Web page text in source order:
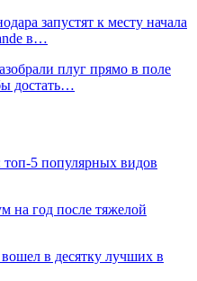
запустят к месту начала
в…
плуг прямо в поле
достать…
5 популярных видов
на год после тяжелой
в десятку лучших в